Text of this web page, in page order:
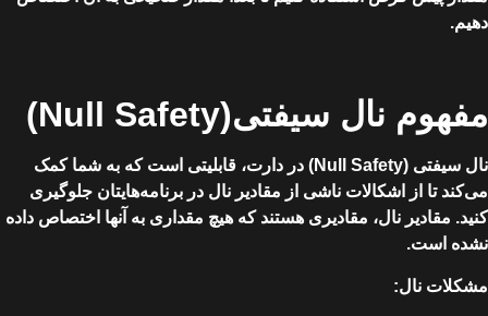
دهیم.
مفهوم نال سیفتی(Null Safety)
نال سیفتی (Null Safety) در دارت، قابلیتی است که به شما کمک
می‌کند تا از اشکالات ناشی از مقادیر نال در برنامه‌هایتان جلوگیری
کنید. مقادیر نال، مقادیری هستند که هیچ مقداری به آنها اختصاص داده
نشده است.
مشکلات نال: